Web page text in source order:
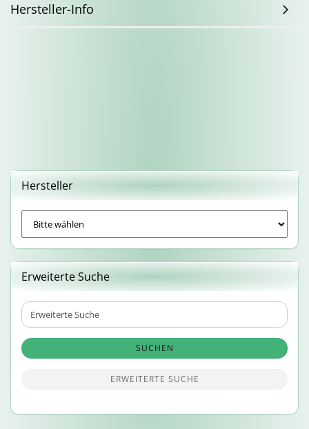
Hersteller-Info
Hersteller
Erweiterte Suche
Erweiterte
Suche
SUCHEN
ERWEITERTE SUCHE